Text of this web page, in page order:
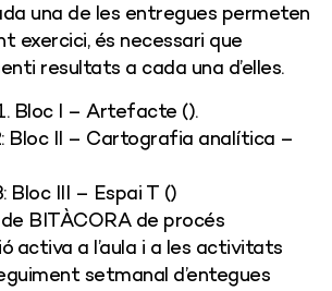
una de les entregues permeten
exercici, és necessari que
resultats a cada una d’elles.
Bloc I – Artefacte ().
Bloc II – Cartografia analítica –
Bloc III – Espai T ()
BITÀCORA de procés
activa a l’aula i a les activitats
setmanal d’entegues